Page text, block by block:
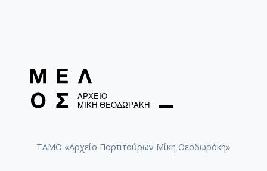
ΤΑΜΟ «Αρχείο Παρτιτούρων Μίκη Θεοδωράκη»